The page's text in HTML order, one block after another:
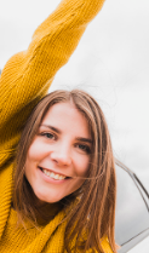
Procura uma
híbridos e
deslocações
performance